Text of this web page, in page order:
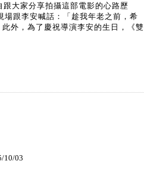
大家分享拍攝這部電影的心路歷
跟李安喊話：「趁我年老之前，希
外，為了慶祝導演李安的生日，《雙
10/03